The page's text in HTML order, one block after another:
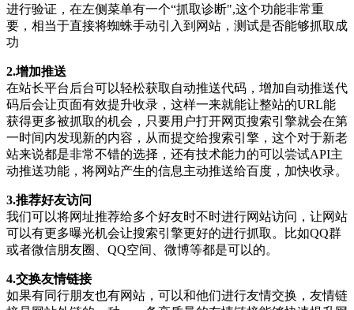
进行验证，在左侧菜单有一个“抓取诊断",这个功能非常重
要，相当于直接将蜘蛛手动引入到网站，测试是否能够抓取成
功
2.增加推送
在站长平台后台可以轻松获取自动推送代码，增加自动推送代
码后会让页面有效提升收录，这样一来就能让整站的URL能
获得更多被抓取的机会，只要用户打开网页搜索引擎就会在第
一时间内发现新的内容，从而提交给搜索引擎，这个对于新老
站来说都是非常不错的选择，还有技术能力的可以尝试API主
动推送功能，将网站产生的信息主动推送给百度，加快收录。
3.推荐好友访问
我们可以将网址推荐给多个好友时不时进行网站访问，让网站
可以有更多曝光机会让搜索引擎更好的进行抓取。比如QQ群
或者微信朋友圈、QQ空间、微博等都是可以的。
4.交换友情链接
如果有同行朋友也有网站，可以和他们进行友情交换，友情链